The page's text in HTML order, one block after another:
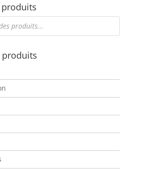
produits
produits